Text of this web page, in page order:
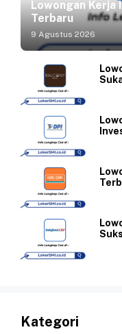
Lowongan Kerja
Terbaru
9 Agustus 2026
Kategori